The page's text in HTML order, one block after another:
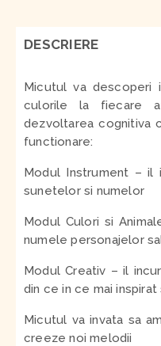
DESCRIERE
Micutul va descoperi
culorile la fiecare
dezvoltarea cognitiva
functionare:
Modul Instrument – il
sunetelor si numelor
Modul Culori si
numele personajelor
Modul Creativ – il
din ce in ce mai
Micutul va invata sa
creeze noi melodii